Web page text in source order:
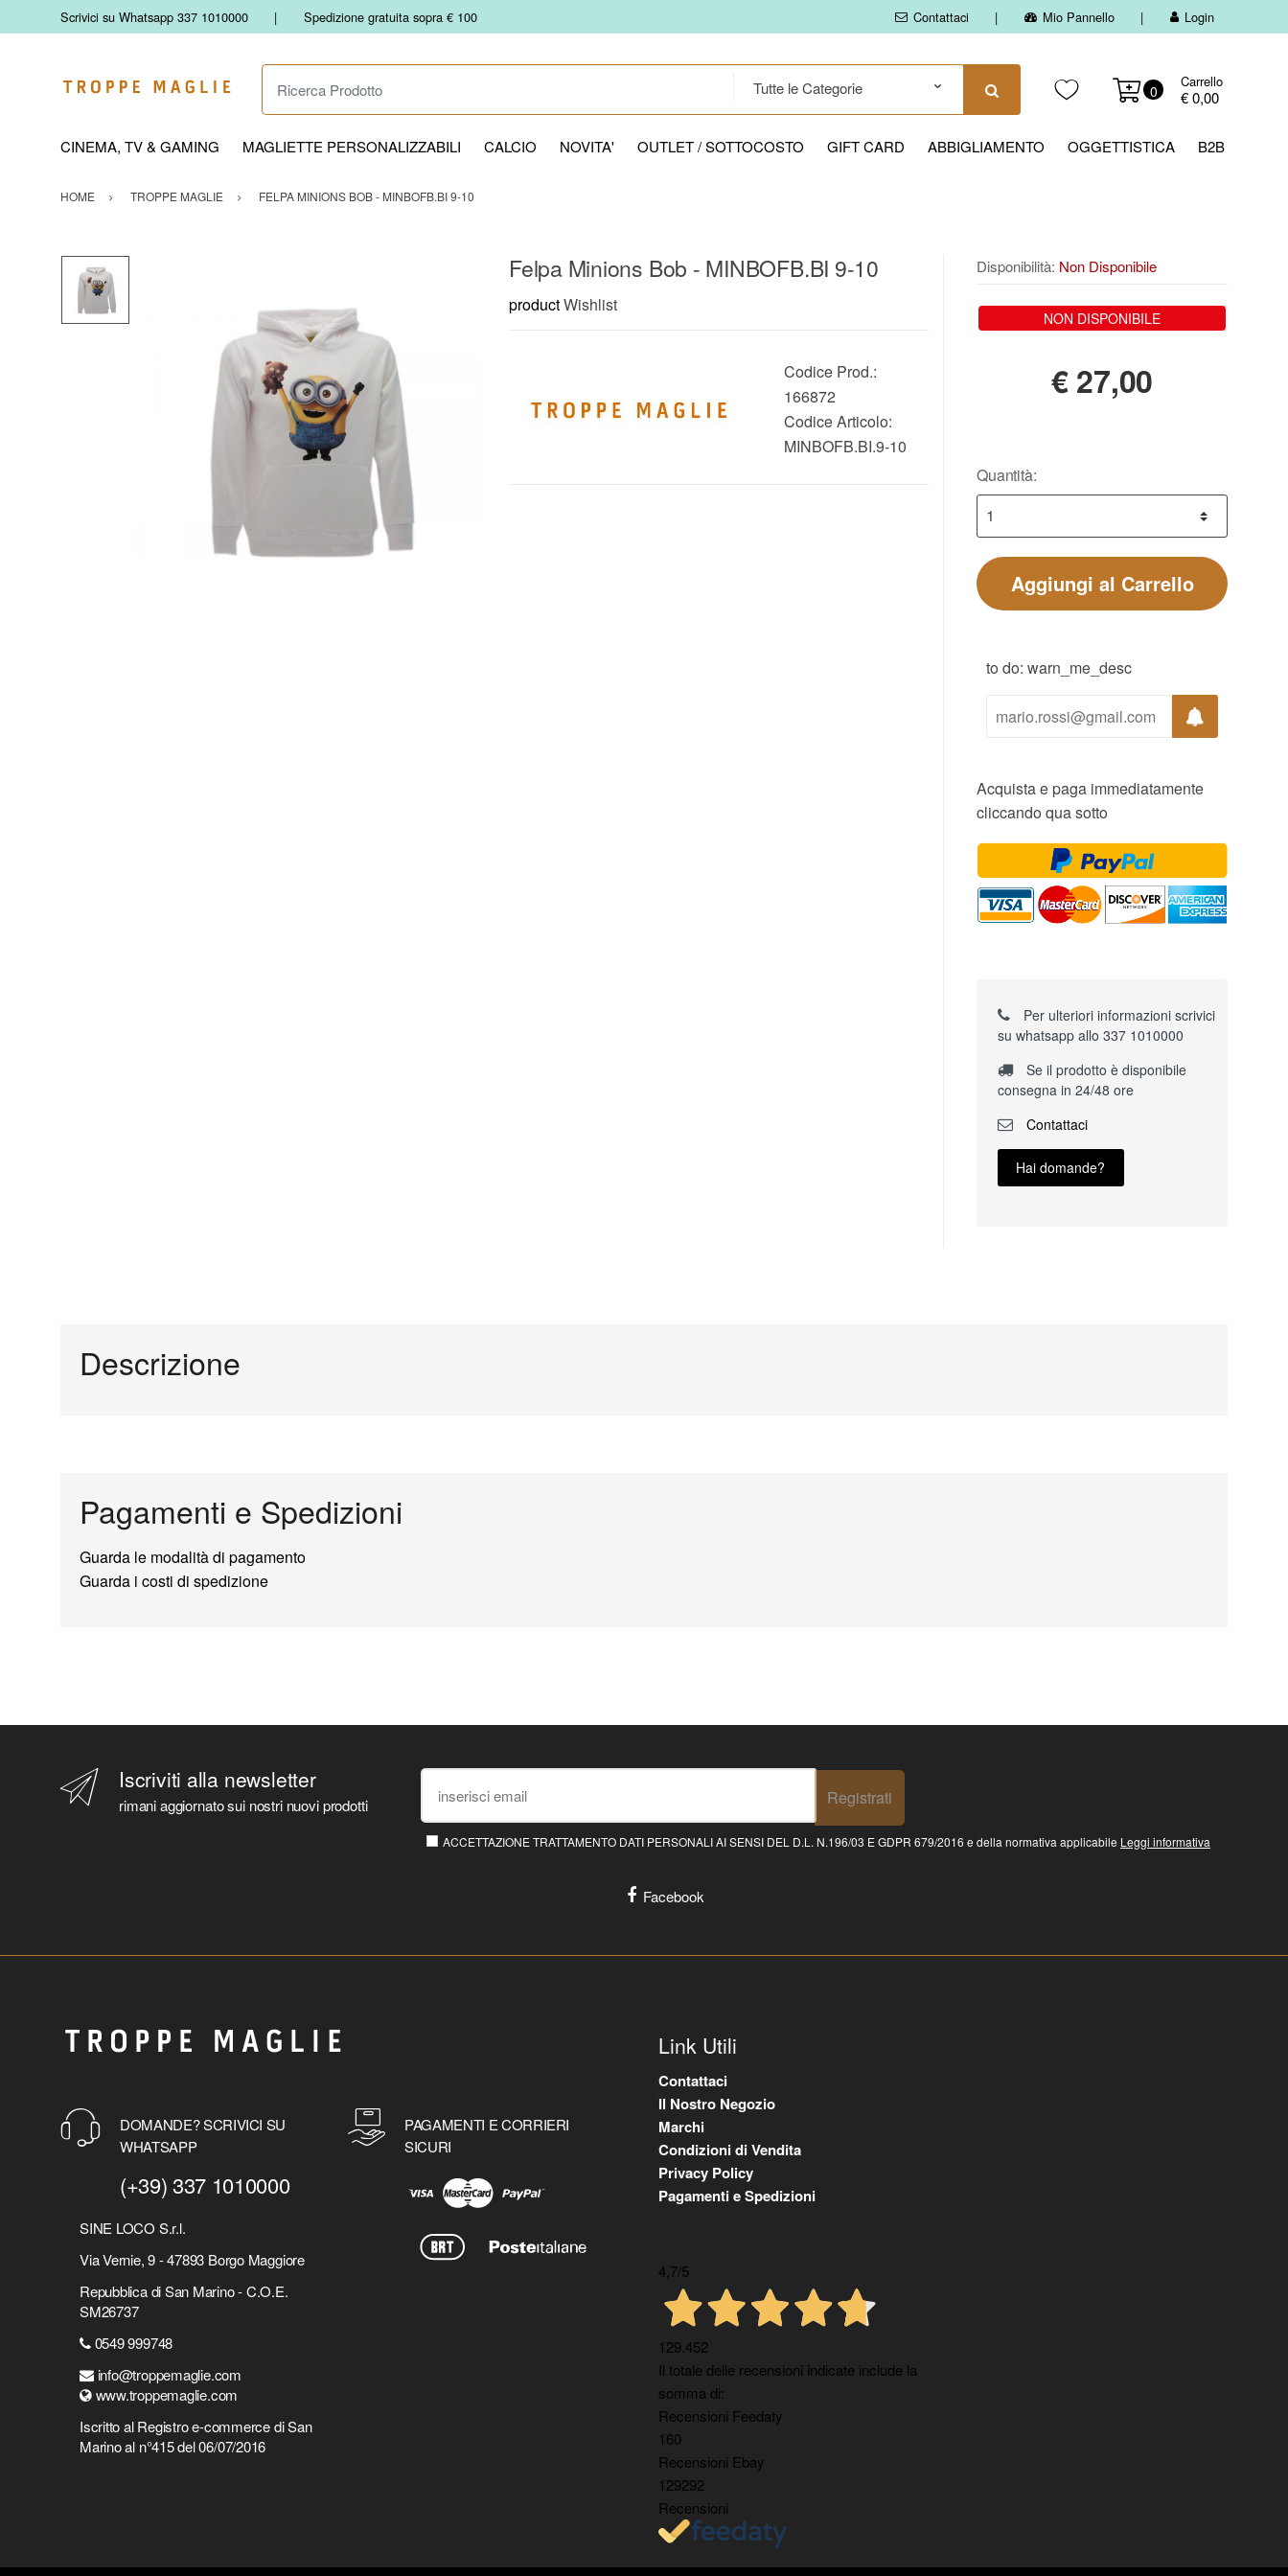
Scrivici su Whatsapp 337 1010000 Spedizione gratuita sopra € 100 Contattaci Mio Pannello Login
Ricerca Prodotto
0
Carrello
€ 0,00
CINEMA, TV & GAMING MAGLIETTE PERSONALIZZABILI CALCIO NOVITA' OUTLET / SOTTOCOSTO GIFT CARD ABBIGLIAMENTO OGGETTISTICA B2B
HOME TROPPE MAGLIE FELPA MINIONS BOB - MINBOFB.BI 9-10
Felpa Minions Bob - MINBOFB.BI 9-10
productWishlist
Codice Prod.:
166872
Codice Articolo:
MINBOFB.BI.9-10
Disponibilità: Non Disponibile
NON DISPONIBILE
€27,00
Quantità:
Aggiungi al Carrello
to do: warn_me_desc
Acquista e paga immediatamente
cliccando qua sotto
Per ulteriori informazioni scrivici
su whatsapp allo 337 1010000
Se il prodotto è disponibile
consegna in 24/48 ore
Contattaci
Hai domande?
Descrizione
Pagamenti e Spedizioni
Guarda le modalità di pagamento
Guarda i costi di spedizione
Iscriviti alla newsletter
rimani aggiornato sui nostri nuovi prodotti Registrati
ACCETTAZIONE TRATTAMENTO DATI PERSONALI AI SENSI DEL D.L. N.196/03 E GDPR 679/2016 e della normativa applicabile Leggi informativa
Facebook
DOMANDE? SCRIVICI SU
WHATSAPP
(+39) 337 1010000
SINE LOCO S.r.l.
Via Vernie, 9 - 47893 Borgo Maggiore
Repubblica di San Marino - C.O.E.
SM26737
0549 999748
info@troppemaglie.com
www.troppemaglie.com
Iscritto al Registro e-commerce di San
Marino al n°415 del 06/07/2016
PAGAMENTI E CORRIERI
SICURI
Link Utili
Contattaci
Il Nostro Negozio
Marchi
Condizioni di Vendita
Privacy Policy
Pagamenti e Spedizioni
4,7/5
129.452
Il totale delle recensioni indicate include la
somma di:
Recensioni Feedaty
160
Recensioni Ebay
129292
Recensioni